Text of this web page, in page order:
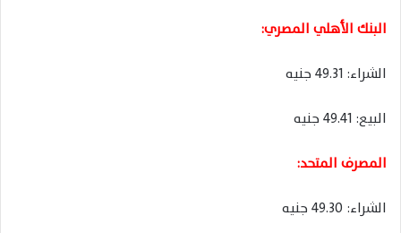
البنك الأهلي المصري:
الشراء: 49.31 جنيه
البيع: 49.41 جنيه
المصرف المتحد:
الشراء: 49.30 جنيه